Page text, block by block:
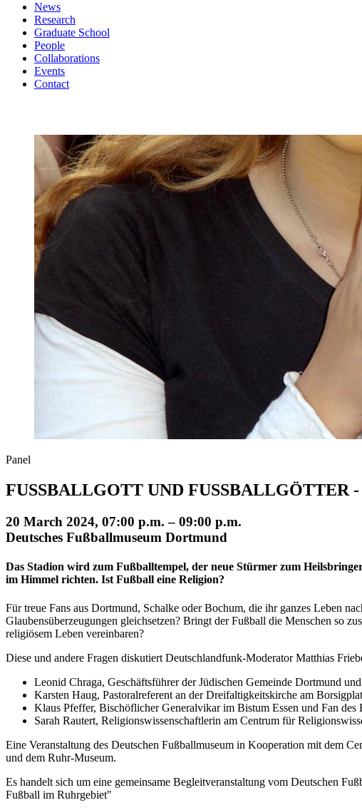
News
Research
Graduate School
People
Collaborations
Events
Contact
Panel
FUSSBALLGOTT UND FUSSBALLGÖTTER
20 March 2024, 07:00 p.m. – 09:00 p.m.
Deutsches Fußballmuseum Dortmund
Das Stadion wird zum Fußballtempel, der neue Stürmer zum
im Himmel richten. Ist Fußball eine Religion?
Für treue Fans aus Dortmund, Schalke oder Bochum, die ihr ganzes Leben
Glaubensüberzeugungen gleichsetzen? Bringt der Fußball die Menschen so
religiösem Leben vereinbaren?
Diese und andere Fragen diskutiert Deutschlandfunk-Moderator Matthias
Leonid Chraga, Geschäftsführer der Jüdischen Gemeinde Dortmund
Karsten Haug, Pastoralreferent an der Dreifaltigkeitskirche am
Klaus Pfeffer, Bischöflicher Generalvikar im Bistum Essen und Fan des
Sarah Rautert, Religionswissenschaftlerin am Centrum für
Eine Veranstaltung des Deutschen Fußballmuseum in Kooperation mit dem
und dem Ruhr-Museum.
Es handelt sich um eine gemeinsame Begleitveranstaltung vom Deutschen
Fußball im Ruhrgebiet"